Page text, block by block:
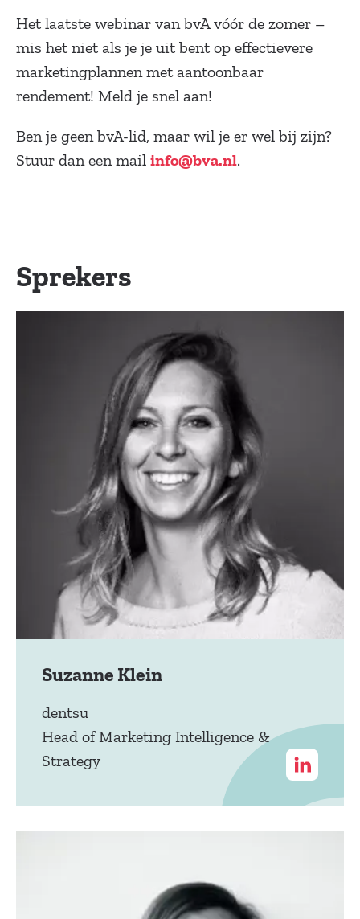
Het laatste webinar van bvA vóór de zomer –
mis het niet als je je uit bent op effectievere
marketingplannen met aantoonbaar
rendement! Meld je snel aan!
Ben je geen bvA-lid, maar wil je er wel bij zijn?
Stuur dan een mail info@bva.nl.
Sprekers
Suzanne Klein
dentsu
Head of Marketing Intelligence &
Strategy